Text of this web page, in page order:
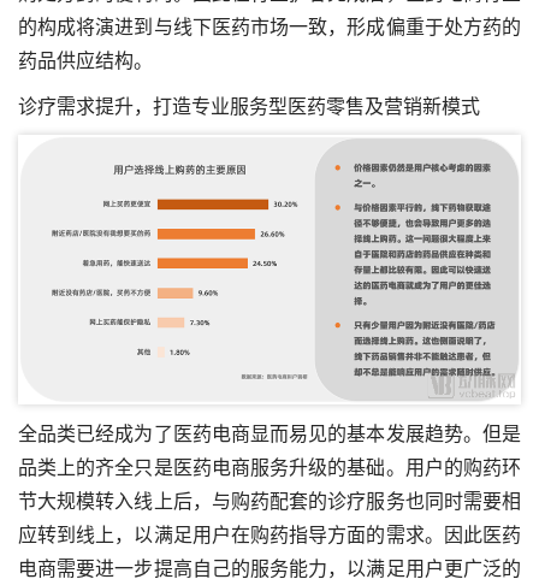
的构成将演进到与线下医药市场一致，形成偏重于处方药的
药品供应结构。
诊疗需求提升，打造专业服务型医药零售及营销新模式
全品类已经成为了医药电商显而易见的基本发展趋势。但是
品类上的齐全只是医药电商服务升级的基础。用户的购药环
节大规模转入线上后，与购药配套的诊疗服务也同时需要相
应转到线上，以满足用户在购药指导方面的需求。因此医药
电商需要进一步提高自己的服务能力，以满足用户更广泛的